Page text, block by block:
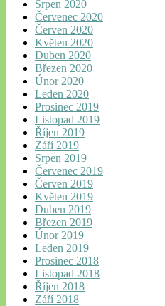
Srpen 2020
Červenec 2020
Červen 2020
Květen 2020
Duben 2020
Březen 2020
Únor 2020
Leden 2020
Prosinec 2019
Listopad 2019
Říjen 2019
Září 2019
Srpen 2019
Červenec 2019
Červen 2019
Květen 2019
Duben 2019
Březen 2019
Únor 2019
Leden 2019
Prosinec 2018
Listopad 2018
Říjen 2018
Září 2018